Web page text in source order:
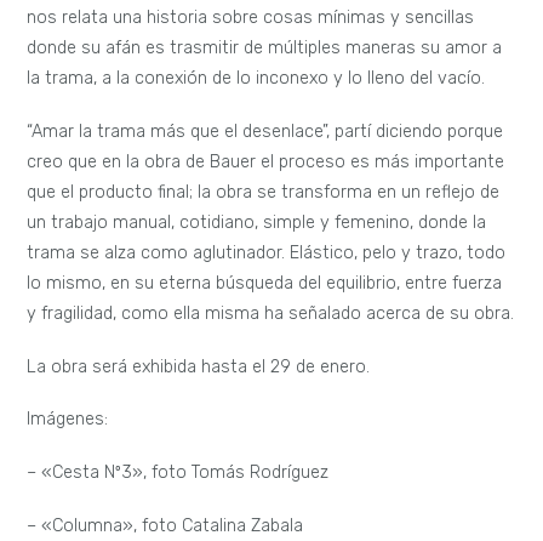
nos relata una historia sobre cosas mínimas y sencillas
donde su afán es trasmitir de múltiples maneras su amor a
la trama, a la conexión de lo inconexo y lo lleno del vacío.
“Amar la trama más que el desenlace”, partí diciendo porque
creo que en la obra de Bauer el proceso es más importante
que el producto final; la obra se transforma en un reflejo de
un trabajo manual, cotidiano, simple y femenino, donde la
trama se alza como aglutinador. Elástico, pelo y trazo, todo
lo mismo, en su eterna búsqueda del equilibrio, entre fuerza
y fragilidad, como ella misma ha señalado acerca de su obra.
La obra será exhibida hasta el 29 de enero.
Imágenes:
– «Cesta Nº3», foto Tomás Rodríguez
– «Columna», foto Catalina Zabala